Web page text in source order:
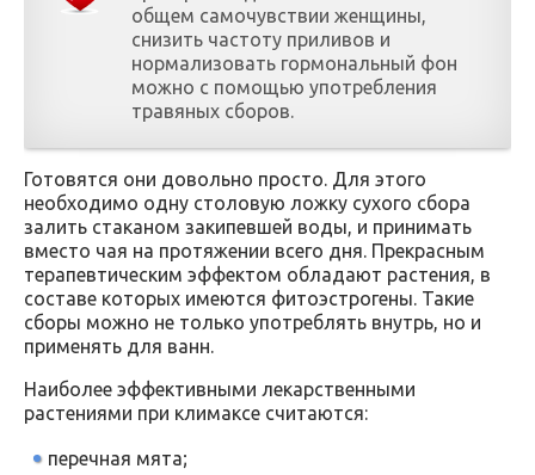
общем самочувствии женщины,
снизить частоту приливов и
нормализовать гормональный фон
можно с помощью употребления
травяных сборов.
Готовятся они довольно просто. Для этого
необходимо одну столовую ложку сухого сбора
залить стаканом закипевшей воды, и принимать
вместо чая на протяжении всего дня. Прекрасным
терапевтическим эффектом обладают растения, в
составе которых имеются фитоэстрогены. Такие
сборы можно не только употреблять внутрь, но и
применять для ванн.
Наиболее эффективными лекарственными
растениями при климаксе считаются:
перечная мята;